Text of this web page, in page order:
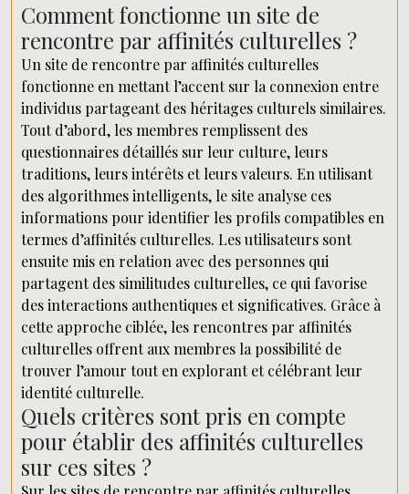
Comment fonctionne un site de
rencontre par affinités culturelles ?
Un site de rencontre par affinités culturelles
fonctionne en mettant l’accent sur la connexion entre
individus partageant des héritages culturels similaires.
Tout d’abord, les membres remplissent des
questionnaires détaillés sur leur culture, leurs
traditions, leurs intérêts et leurs valeurs. En utilisant
des algorithmes intelligents, le site analyse ces
informations pour identifier les profils compatibles en
termes d’affinités culturelles. Les utilisateurs sont
ensuite mis en relation avec des personnes qui
partagent des similitudes culturelles, ce qui favorise
des interactions authentiques et significatives. Grâce à
cette approche ciblée, les rencontres par affinités
culturelles offrent aux membres la possibilité de
trouver l’amour tout en explorant et célébrant leur
identité culturelle.
Quels critères sont pris en compte
pour établir des affinités culturelles
sur ces sites ?